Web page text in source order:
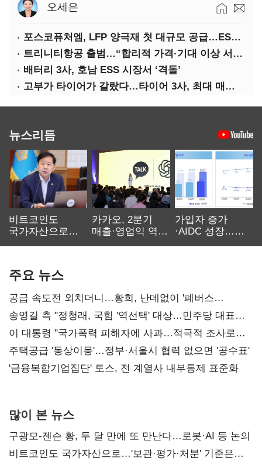
오세은
포스코퓨처엠, LFP 양극재 첫 대규모 공급…ESS 시장 공략
트리니티항공 출범…“합리적 가격·기대 이상 서비스로 승부”
배터리 3사, 호남 ESS 시장서 ‘격돌’
고부가 타이어가 갈랐다…타이어 3사, 최대 매출에도 영업익 희비
뉴스리듬
비트코인도
국가자산으로…'
카카오, 2분기
매출·영업익 역대
가입자 증가
·AIDC 성장…
주요 뉴스
공급 속도전 외치더니…황희, 난데없이 '폐버스
리모델링' 제안
송영길 측 "정청래, 국힘 '역선택' 대상…민주당 대표로
총선 지휘 못해"
이 대통령 "국가폭력 피해자에 사과…적극적 조사로
진실 밝혀야"
주택공급 '동상이몽'…정부·서울시 협력 없으면 '공수표'
'금융복합기업집단' 토스, 전 계열사 내부통제 표준화
많이 본 뉴스
구광모-젠슨 황, 두 달 만에 또 만난다…로봇·AI 등 논의
비트코인도 국가자산으로…'보관·평가·처분' 기준은